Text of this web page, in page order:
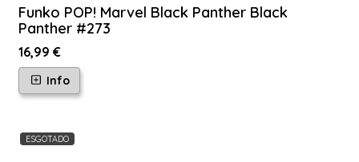
Funko POP! Marvel Black Panther Black
Panther #273
16,99 €
Info
ESGOTADO